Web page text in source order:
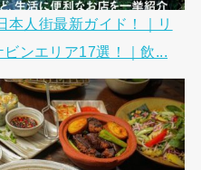
本人街最新ガイド！｜リ
ンエリア17選！｜飲...